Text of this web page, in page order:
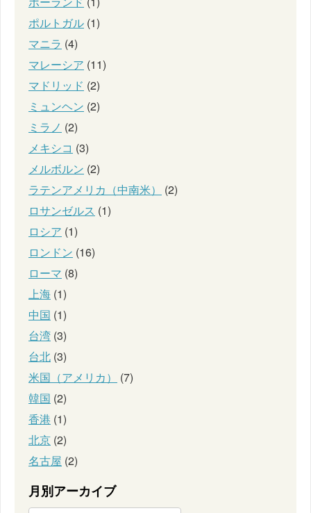
ポルトガル (1)
マニラ (4)
マレーシア (11)
マドリッド (2)
ミュンヘン (2)
ミラノ (2)
メキシコ (3)
メルボルン (2)
ラテンアメリカ（中南米）
(2)
ロサンゼルス (1)
ロシア (1)
ロンドン (16)
ローマ (8)
上海 (1)
中国 (1)
台湾 (3)
台北 (3)
米国（アメリカ）
(7)
韓国 (2)
香港 (1)
北京 (2)
名古屋 (2)
月別アーカイブ